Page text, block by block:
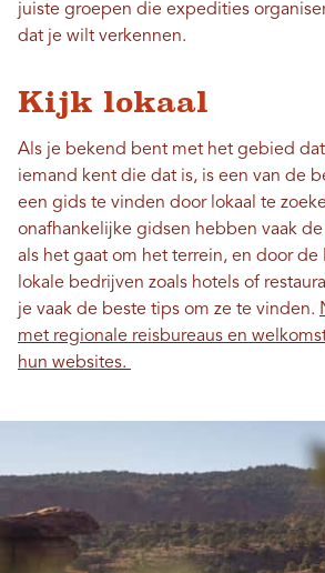
juiste groepen die expedities
dat je wilt verkennen.
Kijk lokaal
Als je bekend bent met het gebied
iemand kent die dat is, is een van de
een ​​gids te vinden door lokaal te
onafhankelijke gidsen hebben vaak
als het gaat om het terrein, en door
lokale bedrijven zoals hotels of
je vaak de beste tips om ze te vinden.
met regionale reisbureaus en
hun websites.